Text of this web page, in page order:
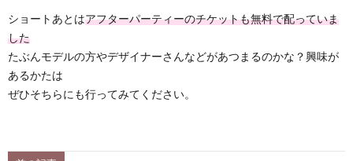
ショートあとはアフターパーティーのチケットも無料で配っていま
した
たぶんモデルの方やデザイナーさんなどがあつまるのかな？興味が
あるかたは
ぜひそちらにも行ってみてください。